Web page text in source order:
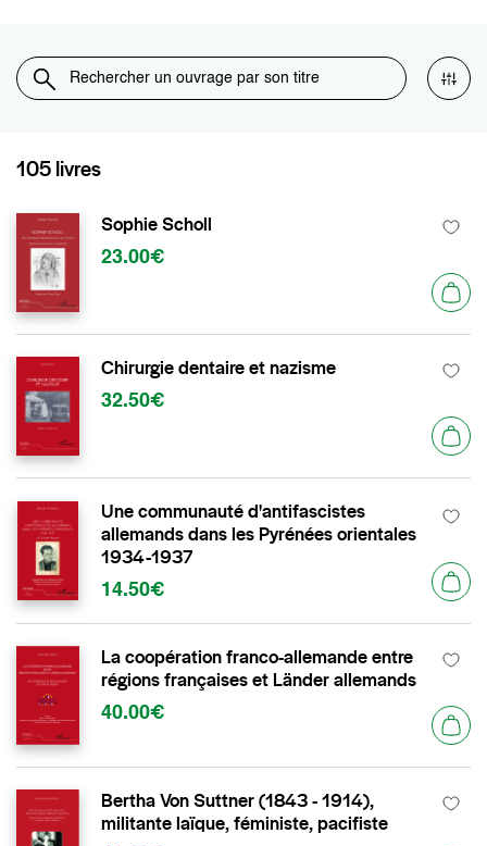
105 livres
Sophie Scholl
23.00€
Chirurgie dentaire et nazisme
32.50€
Une communauté d'antifascistes
allemands dans les Pyrénées orientales
1934-1937
14.50€
La coopération franco-allemande entre
régions françaises et Länder allemands
40.00€
Bertha Von Suttner (1843 - 1914),
militante laïque, féministe, pacifiste